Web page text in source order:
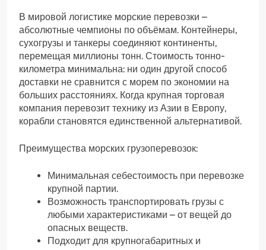
В мировой логистике морские перевозки –
абсолютные чемпионы по объёмам. Контейнеры,
сухогрузы и танкеры соединяют континенты,
перемещая миллионы тонн. Стоимость тонно-
километра минимальна: ни один другой способ
доставки не сравнится с морем по экономии на
больших расстояниях. Когда крупная торговая
компания перевозит технику из Азии в Европу,
корабли становятся единственной альтернативой.
Преимущества морских грузоперевозок:
Минимальная себестоимость при перевозке
крупной партии.
Возможность транспортировать грузы с
любыми характеристиками – от вещей до
опасных веществ.
Подходит для крупногабаритных и